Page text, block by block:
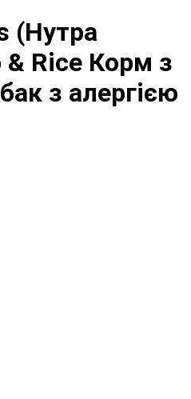
(Нутра
& Rice Корм ​​з
з алергією